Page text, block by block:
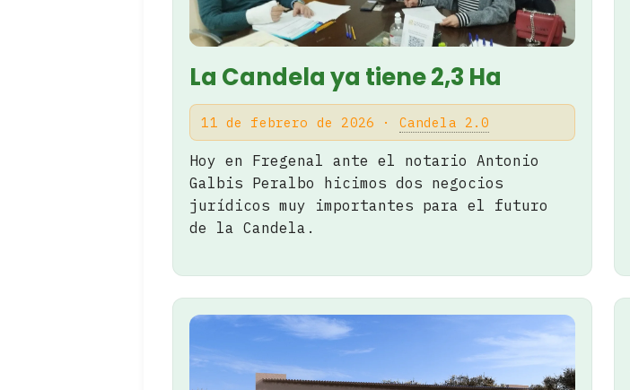
La Candela ya tiene 2,3 Ha
11 de febrero de 2026 · Candela 2.0
Hoy en Fregenal ante el notario Antonio
Galbis Peralbo hicimos dos negocios
jurídicos muy importantes para el futuro
de la Candela.